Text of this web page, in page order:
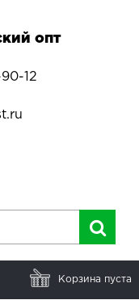
опт
12
Корзина пуста